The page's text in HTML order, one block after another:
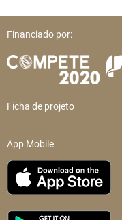
Financiado por:
Ficha de projeto
App Mobile